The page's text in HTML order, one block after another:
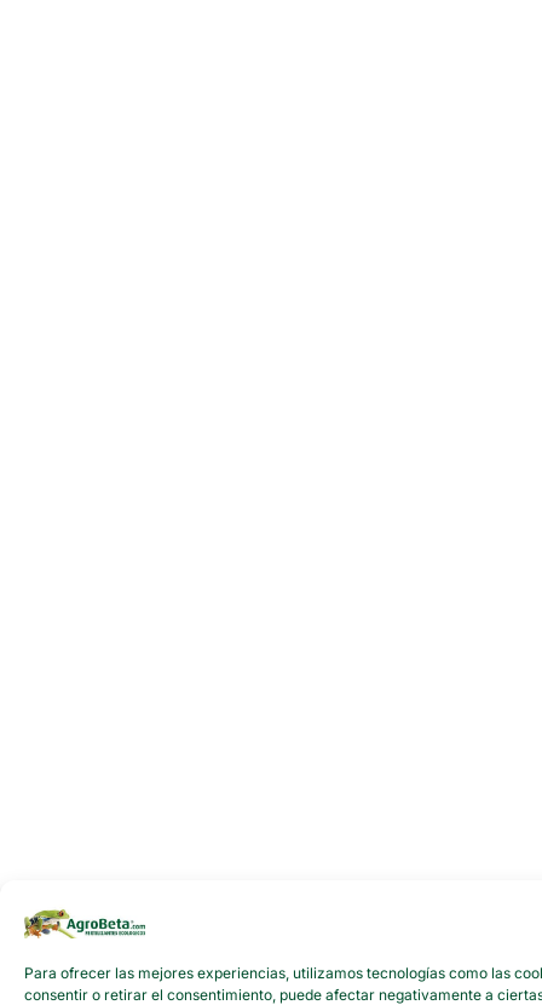
Para ofrecer las mejores experiencias, utilizamos tecnologías como las
consentir o retirar el consentimiento, puede afectar negativamente a